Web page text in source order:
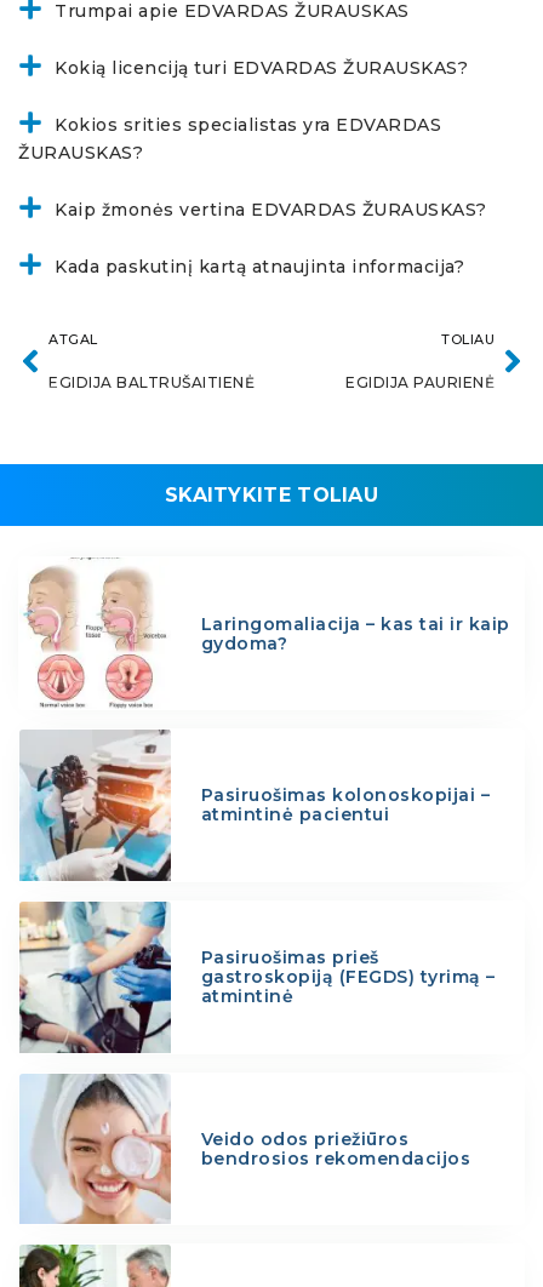
Trumpai apie EDVARDAS ŽURAUSKAS
Kokią licenciją turi EDVARDAS ŽURAUSKAS?
Kokios srities specialistas yra EDVARDAS
ŽURAUSKAS?
Kaip žmonės vertina EDVARDAS ŽURAUSKAS?
Kada paskutinį kartą atnaujinta informacija?
ATGAL
EGIDIJA BALTRUŠAITIENĖ
TOLIAU
EGIDIJA PAURIENĖ
SKAITYKITE TOLIAU
Laringomaliacija – kas tai ir kaip
gydoma?
Pasiruošimas kolonoskopijai –
atmintinė pacientui
Pasiruošimas prieš
gastroskopiją (FEGDS) tyrimą –
atmintinė
Veido odos priežiūros
bendrosios rekomendacijos